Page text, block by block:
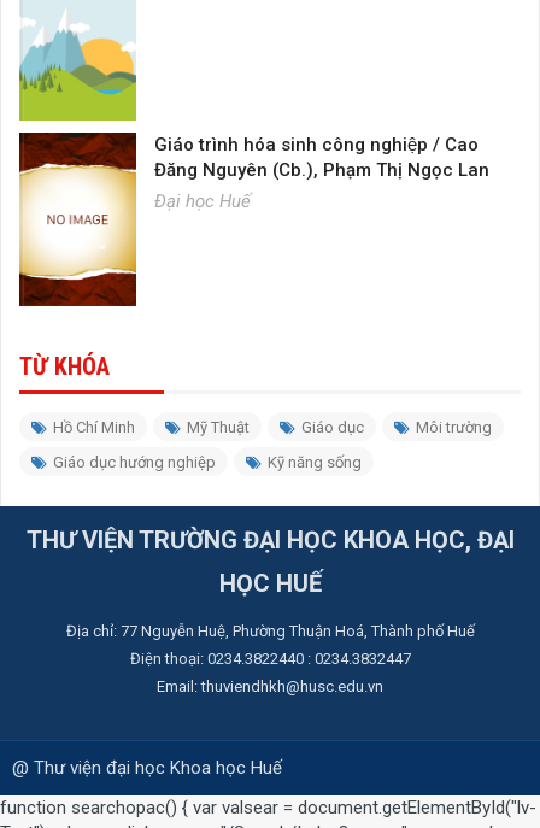
Giáo trình hóa sinh công nghiệp / Cao
Đăng Nguyên (Cb.), Phạm Thị Ngọc Lan
Đại học Huế
TỪ KHÓA
Hồ Chí Minh Mỹ Thuật Giáo dục
Môi trường
Giáo dục hướng nghiệp
Kỹ năng sống
THƯ VIỆN TRƯỜNG ĐẠI HỌC KHOA HỌC, ĐẠI
HỌC HUẾ
Địa chỉ: ​77 Nguyễn Huệ, Phường Thuận Hoá, Thành phố Huế
Điện thoại: 0234.3822440 : 0234.3832447
Email: thuviendhkh@husc.edu.vn
@ Thư viện đại học Khoa học Huế
function searchopac() { var valsear = document.getElementById("lv-